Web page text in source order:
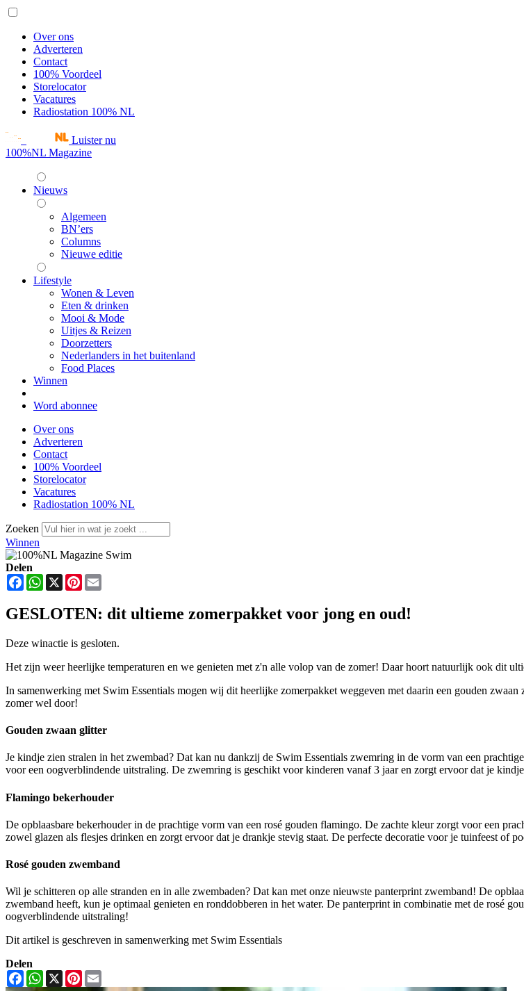
Over ons
Adverteren
Contact
100% Voordeel
Storelocator
Vacatures
Radiostation 100% NL
Luister nu
100%NL Magazine
Nieuws
Algemeen
BN’ers
Columns
Nieuwe editie
Lifestyle
Wonen & Leven
Eten & drinken
Mooi & Mode
Uitjes & Reizen
Doorzetters
Nederlanders in het buitenland
Food Places
Winnen
Word abonnee
Over ons
Adverteren
Contact
100% Voordeel
Storelocator
Vacatures
Radiostation 100% NL
Zoeken
Winnen
Delen
FacebookWhatsApp
X Pinterest
GESLOTEN: dit ultieme zomerpakket voor jong en oud!
Deze winactie is gesloten.
Het zijn weer heerlijke temperaturen en we genieten met z'n alle volop van de zomer! Daar hoort natuurlijk ook dit
In samenwerking met Swim Essentials mogen wij dit heerlijke zomerpakket weggeven met daarin een gouden
zomer wel door!
Gouden zwaan glitter
Je kindje zien stralen in het zwembad? Dat kan nu dankzij de Swim Essentials zwemring in de vorm van een
voor een oogverblindende uitstraling. De zwemring is geschikt voor kinderen vanaf 3 jaar en zorgt ervoor dat je
Flamingo bekerhouder
De opblaasbare bekerhouder in de prachtige vorm van een rosé gouden flamingo. De zachte kleur zorgt voor een
zowel glazen als flesjes drinken en zorgt ervoor dat je drankje stevig staat. De perfecte decoratie voor je tuinfeest of
Rosé gouden zwemband
Wil je schitteren op alle stranden en in alle zwembaden? Dat kan met onze nieuwste panterprint zwemband! De
zwemband heeft, kun je optimaal genieten en ronddobberen in het water. De panterprint in combinatie met de rosé
oogverblindende uitstraling!
Dit artikel is geschreven in samenwerking met Swim Essentials
Delen
FacebookWhatsApp
X Pinterest